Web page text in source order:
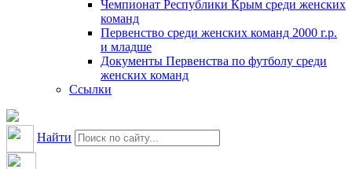
Чемпионат Республики Крым среди женских
команд
Первенство среди женских команд 2000 г.р.
и младше
Документы Первенства по футболу среди
женских команд
Ссылки
Найти